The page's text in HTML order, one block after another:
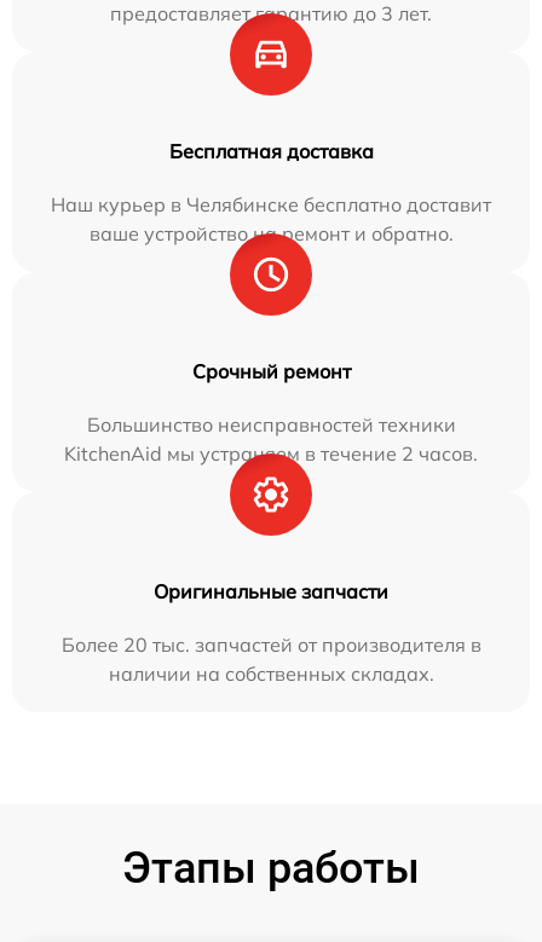
предоставляет гарантию до 3 лет.
Бесплатная доставка
Наш курьер в Челябинске бесплатно доставит
ваше устройство на ремонт и обратно.
Срочный ремонт
Большинство неисправностей техники
KitchenAid мы устраняем в течение 2 часов.
Оригинальные запчасти
Более 20 тыс. запчастей от производителя в
наличии на собственных складах.
Этапы работы